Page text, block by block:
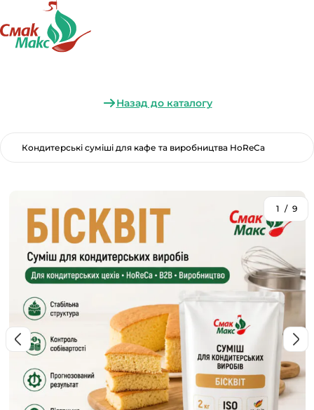
Назад до каталогу
Кондитерські суміші для кафе та виробництва HoReCa
1 / 9